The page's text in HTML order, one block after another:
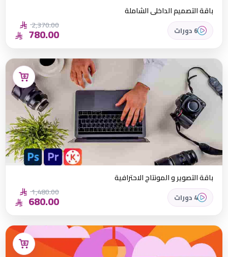
باقة التصميم الداخلي الشاملة
6 دورات 2,370.00
780.00
باقة التصوير و المونتاج الاحترافية
4 دورات 1,480.00
680.00